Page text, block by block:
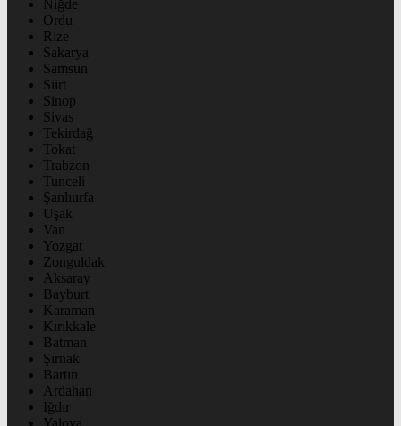
Niğde
Ordu
Rize
Sakarya
Samsun
Siirt
Sinop
Sivas
Tekirdağ
Tokat
Trabzon
Tunceli
Şanlıurfa
Uşak
Van
Yozgat
Zonguldak
Aksaray
Bayburt
Karaman
Kırıkkale
Batman
Şırnak
Bartın
Ardahan
Iğdır
Yalova